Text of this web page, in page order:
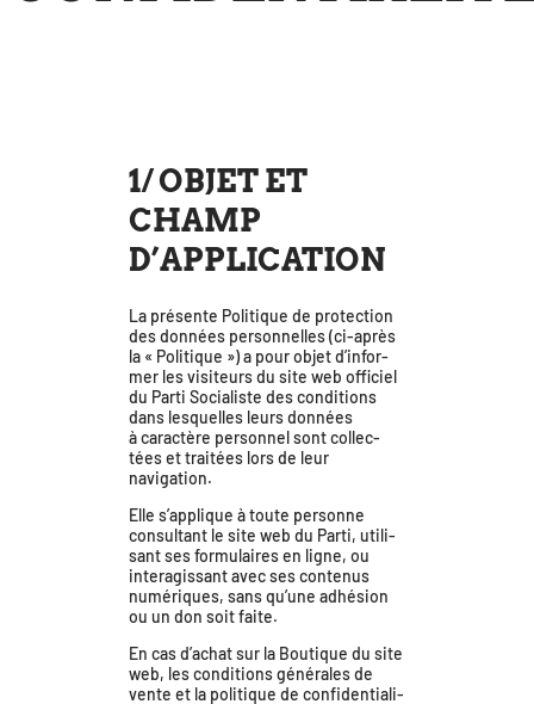
1/ OBJET ET
CHAMP
D’APPLICATION
La pré­sente Politique de pro­tec­tion
des don­nées per­son­nelles (ci-après
la « Politique ») a pour objet d’in­for­
mer les visi­teurs du site web offi­ciel
du Parti Socialiste des condi­tions
dans les­quelles leurs don­nées
à carac­tère per­son­nel sont col­lec­
tées et trai­tées lors de leur
navigation.
Elle s’ap­plique à toute per­sonne
consul­tant le site web du Parti, uti­li­
sant ses for­mu­laires en ligne, ou
inter­agis­sant avec ses conte­nus
numé­riques, sans qu’une adhé­sion
ou un don soit faite.
En cas d’achat sur la Boutique du site
web, les condi­tions géné­rales de
vente et la poli­tique de confi­den­tia­li­